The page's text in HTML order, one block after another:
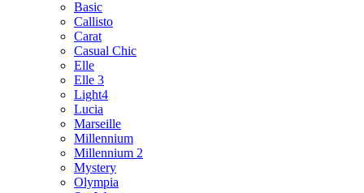
Basic
Callisto
Carat
Casual Chic
Elle
Elle 3
Light4
Lucia
Marseille
Millennium
Millennium 2
Mystery
Olympia